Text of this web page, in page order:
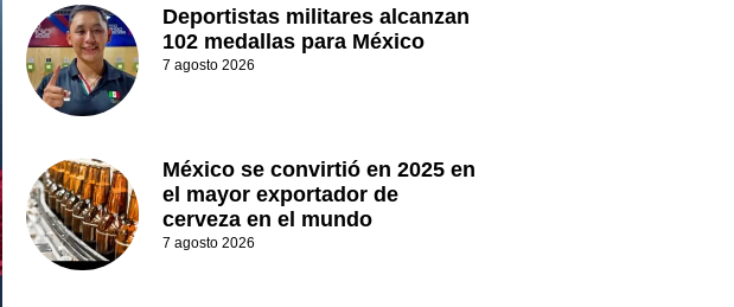
Deportistas militares alcanzan
102 medallas para México
7 agosto 2026
México se convirtió en 2025 en
el mayor exportador de
cerveza en el mundo
7 agosto 2026